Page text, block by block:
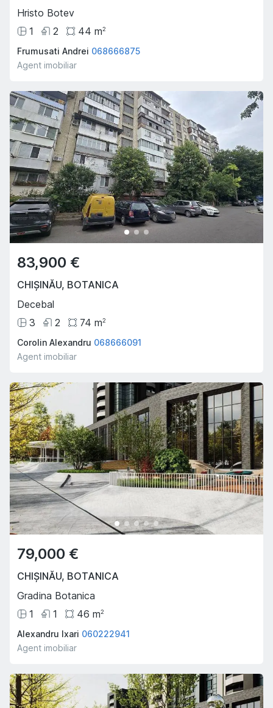
Hristo Botev
1
2 44 m2
Frumusati Andrei 068666875
Agent imobiliar
83,900 €
CHIȘINĂU, BOTANICA
Decebal
3
2 74 m2
Corolin Alexandru 068666091
Agent imobiliar
79,000 €
CHIȘINĂU, BOTANICA
Gradina Botanica
1
1 46 m2
Alexandru Ixari 060222941
Agent imobiliar